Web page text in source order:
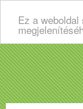
Ez a